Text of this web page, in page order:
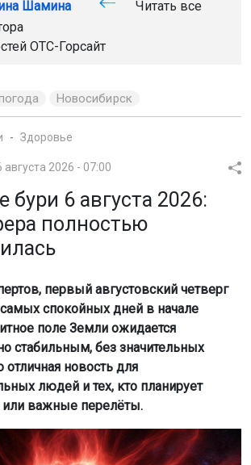
Шамина
Читать все
ОТС-Горсайт
Новосибирск
Здоровье
августа 2026 - 07:00
6 августа 2026:
полностью
первый августовский четверг
спокойных дней в начале
поле Земли ожидается
стабильным, без значительных
новость для
людей и тех, кто планирует
важные перелёты.